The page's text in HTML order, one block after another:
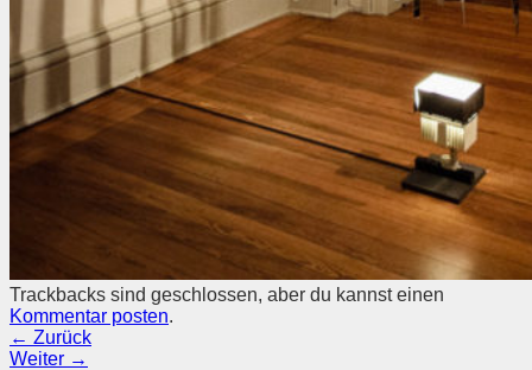
Trackbacks sind geschlossen, aber du kannst einen
Kommentar posten.
← Zurück
Weiter →